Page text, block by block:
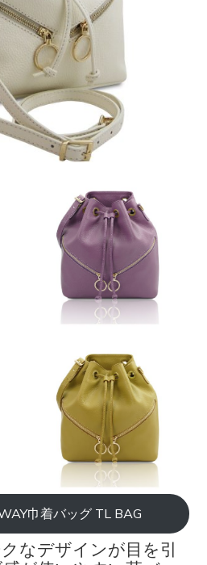
巾着バッグ TL BAG
なデザインが目を引